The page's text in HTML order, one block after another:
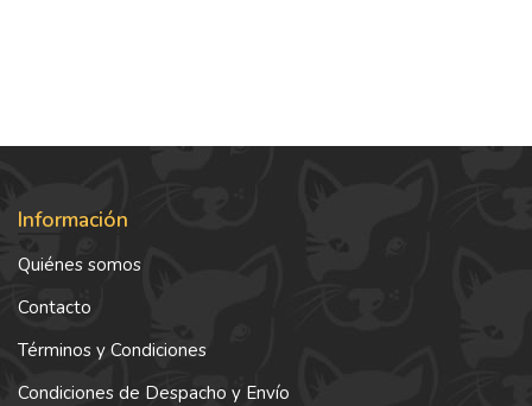
Información
Quiénes somos
Contacto
Términos y Condiciones
Condiciones de Despacho y Envío